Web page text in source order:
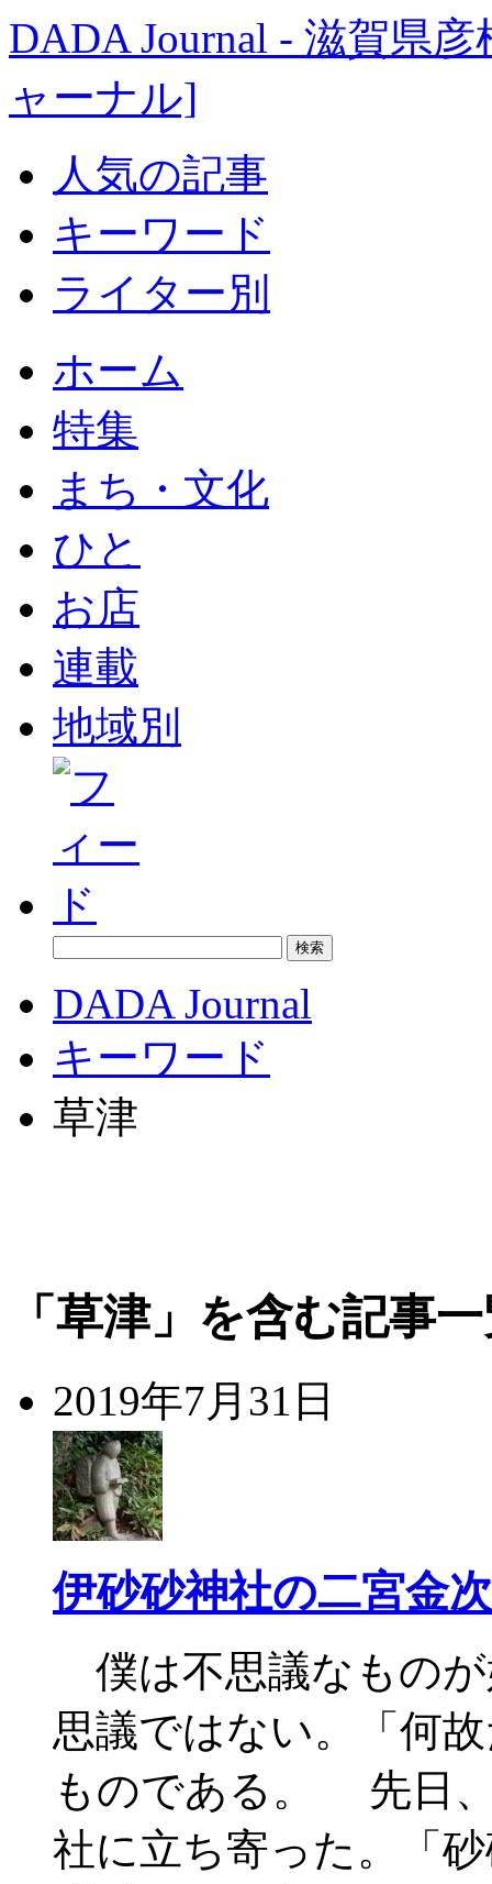
DADA Journal - 滋賀県
ャーナル]
人気の記事
キーワード
ライター別
ホーム
特集
まち・文化
ひと
お店
連載
地域別
DADA Journal
キーワード
草津
「草津」を含む記事
2019年7月31日
伊砂砂神社の二宮金
僕は不思議なもの
思議ではない。「何
ものである。 先日
社に立ち寄った。「